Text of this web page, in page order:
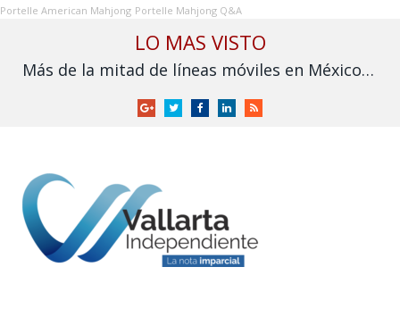
Portelle American Mahjong Portelle Mahjong Q&A
LO MAS VISTO
Más de la mitad de líneas móviles en México aún no se vinculan a la CURP
GoogleTwitterFacebookLinkedInRSS